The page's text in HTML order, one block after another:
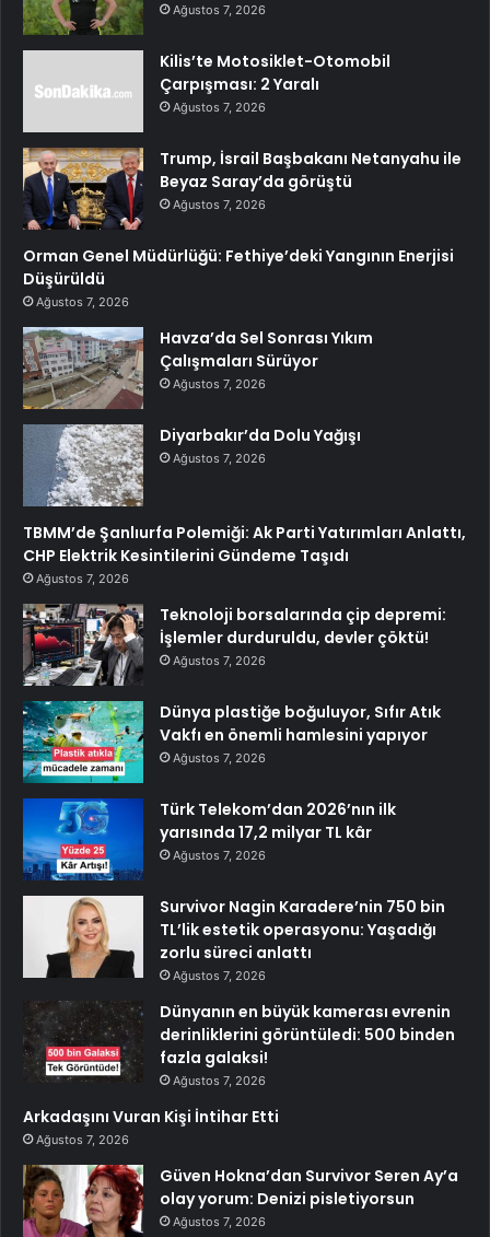
Ağustos 7, 2026
Kilis’te Motosiklet-Otomobil
Çarpışması: 2 Yaralı
Ağustos 7, 2026
Trump, İsrail Başbakanı Netanyahu ile
Beyaz Saray’da görüştü
Ağustos 7, 2026
Orman Genel Müdürlüğü: Fethiye’deki Yangının Enerjisi
Düşürüldü
Ağustos 7, 2026
Havza’da Sel Sonrası Yıkım
Çalışmaları Sürüyor
Ağustos 7, 2026
Diyarbakır’da Dolu Yağışı
Ağustos 7, 2026
TBMM’de Şanlıurfa Polemiği: Ak Parti Yatırımları Anlattı,
CHP Elektrik Kesintilerini Gündeme Taşıdı
Ağustos 7, 2026
Teknoloji borsalarında çip depremi:
İşlemler durduruldu, devler çöktü!
Ağustos 7, 2026
Dünya plastiğe boğuluyor, Sıfır Atık
Vakfı en önemli hamlesini yapıyor
Ağustos 7, 2026
Türk Telekom’dan 2026’nın ilk
yarısında 17,2 milyar TL kâr
Ağustos 7, 2026
Survivor Nagin Karadere’nin 750 bin
TL’lik estetik operasyonu: Yaşadığı
zorlu süreci anlattı
Ağustos 7, 2026
Dünyanın en büyük kamerası evrenin
derinliklerini görüntüledi: 500 binden
fazla galaksi!
Ağustos 7, 2026
Arkadaşını Vuran Kişi İntihar Etti
Ağustos 7, 2026
Güven Hokna’dan Survivor Seren Ay’a
olay yorum: Denizi pisletiyorsun
Ağustos 7, 2026